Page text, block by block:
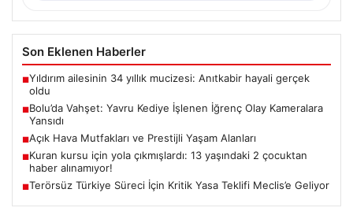
Son Eklenen Haberler
■Yıldırım ailesinin 34 yıllık mucizesi: Anıtkabir hayali gerçek
oldu
■Bolu’da Vahşet: Yavru Kediye İşlenen İğrenç Olay Kameralara
Yansıdı
■Açık Hava Mutfakları ve Prestijli Yaşam Alanları
■Kuran kursu için yola çıkmışlardı: 13 yaşındaki 2 çocuktan
haber alınamıyor!
■Terörsüz Türkiye Süreci İçin Kritik Yasa Teklifi Meclis’e Geliyor